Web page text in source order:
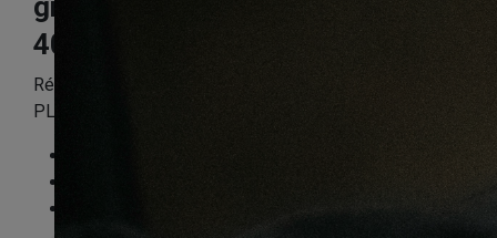
40X22X2400mm
Référence:
PLINTHE MDF GALA GRIS 40X22X2400